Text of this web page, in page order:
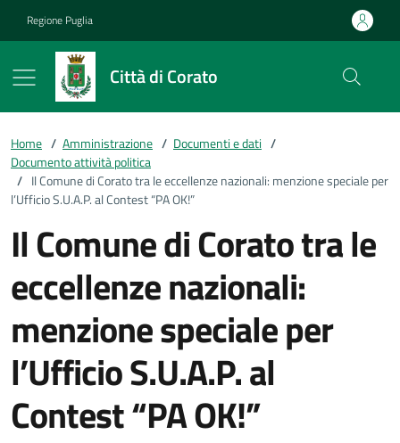
Regione Puglia
Città di Corato
Home / Amministrazione / Documenti e dati /
Documento attività politica
/ Il Comune di Corato tra le eccellenze nazionali: menzione speciale per
l’Ufficio S.U.A.P. al Contest “PA OK!”
Il Comune di Corato tra le
eccellenze nazionali:
menzione speciale per
l’Ufficio S.U.A.P. al
Contest “PA OK!”